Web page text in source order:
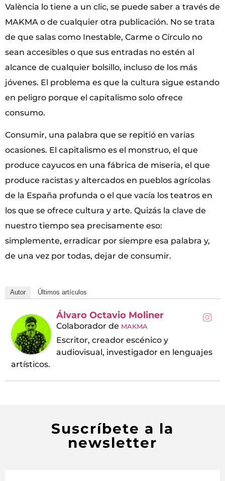
València lo tiene a un clic, se puede saber a través de
MAKMA o de cualquier otra publicación. No se trata
de que salas como Inestable, Carme o Círculo no
sean accesibles o que sus entradas no estén al
alcance de cualquier bolsillo, incluso de los más
jóvenes. El problema es que la cultura sigue estando
en peligro porque el capitalismo solo ofrece
consumo.
Consumir, una palabra que se repitió en varias
ocasiones. El capitalismo es el monstruo, el que
produce cayucos en una fábrica de miseria, el que
produce racistas y altercados en pueblos agrícolas
de la España profunda o el que vacía los teatros en
los que se ofrece cultura y arte. Quizás la clave de
nuestro tiempo sea precisamente eso:
simplemente, erradicar por siempre esa palabra y,
de una vez por todas, dejar de consumir.
Autor Últimos artículos
Álvaro Octavio Moliner
Colaborador de MAKMA
Escritor, creador escénico y
audiovisual, investigador en lenguajes
artísticos.
Suscríbete a la
newsletter